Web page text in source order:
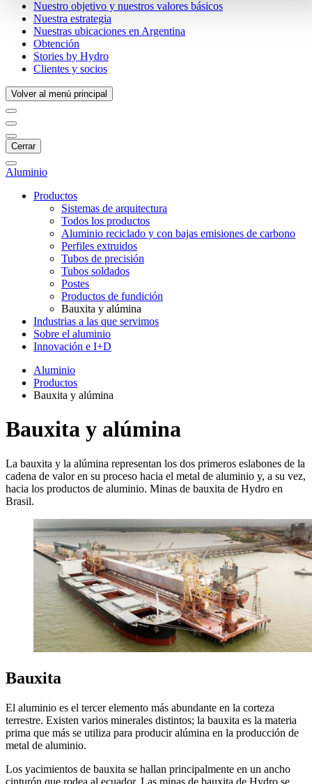
Nuestro objetivo y nuestros valores básicos
Nuestra estrategia
Nuestras ubicaciones en Argentina
Obtención
Stories by Hydro
Clientes y socios
Volver al menú principal
Cerrar
Aluminio
Productos
Sistemas de arquitectura
Todos los productos
Aluminio reciclado y con bajas emisiones de carbono
Perfiles extruidos
Tubos de precisión
Tubos soldados
Postes
Productos de fundición
Bauxita y alúmina
Industrias a las que servimos
Sobre el aluminio
Innovación e I+D
Aluminio
Productos
Bauxita y alúmina
Bauxita y alúmina
La bauxita y la alúmina representan los dos primeros eslabones de la
cadena de valor en su proceso hacia el metal de aluminio y, a su vez,
hacia los productos de aluminio. Minas de bauxita de Hydro en
Brasil.
Bauxita
El aluminio es el tercer elemento más abundante en la corteza
terrestre. Existen varios minerales distintos; la bauxita es la materia
prima que más se utiliza para producir alúmina en la producción de
metal de aluminio.
Los yacimientos de bauxita se hallan principalmente en un ancho
cinturón que rodea al ecuador. Las minas de bauxita de Hydro se